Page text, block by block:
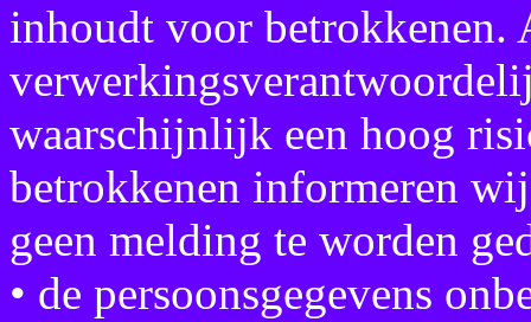
inhoudt voor betrokkenen.
waarschijnlijk een hoog
betrokkenen informeren
geen melding te worden
• de persoonsgegevens